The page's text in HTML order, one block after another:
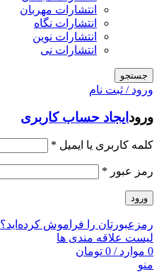
انتشارات مهربان
انتشارات نگاه
انتشارات نوین
انتشارات نی
جستجو
ورود / ثبت نام
ورود ایجاد حساب کاربری
کلمه کاربری یا ایمیل *
رمز عبور *
ورود
رمزعبورتان را فراموش کرده‌اید؟
لیست علاقه مندی ها
0 موارد /
0 تومان
منو